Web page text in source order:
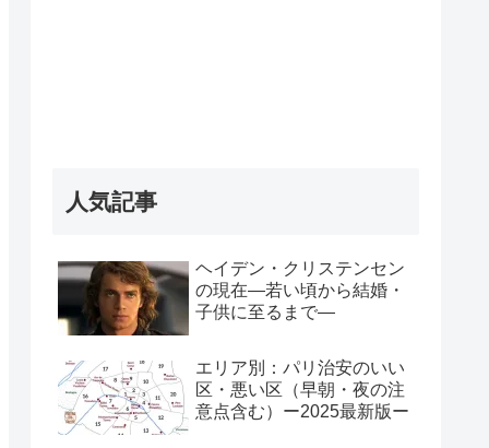
人気記事
ヘイデン・クリステンセン
の現在―若い頃から結婚・
子供に至るまで―
エリア別：パリ治安のいい
区・悪い区（早朝・夜の注
意点含む）ー2025最新版ー